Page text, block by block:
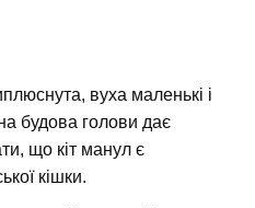
вуха маленькі і
будова голови дає
що кіт манул є
кішки.